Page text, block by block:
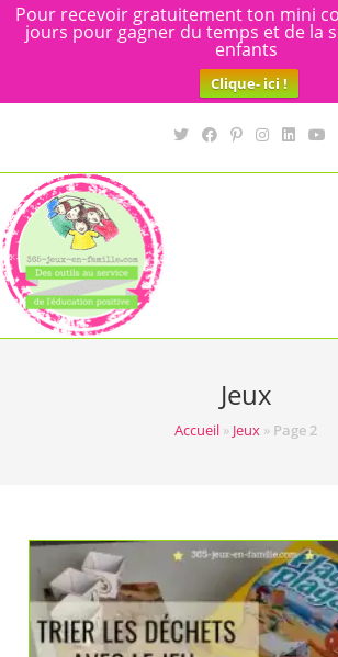
Pour recevoir gratuitement ton mini
jours pour gagner du temps et de la
enfants
Clique- ici !
Jeux
Accueil » Jeux » Page 2